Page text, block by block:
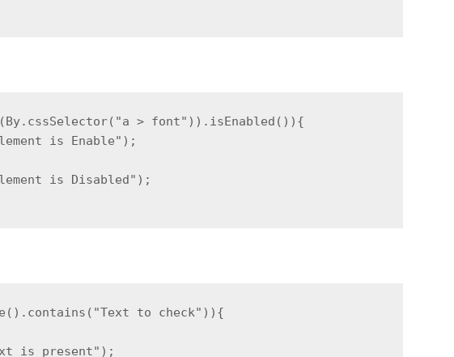
> font")).isEnabled()){
is Enable");
is Disabled");
to check")){
is present");